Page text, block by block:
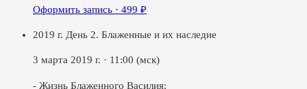
Оформить запись · 499 ₽
2019 г. День 2. Блаженные и их наследие
3 марта 2019 г. · 11:00 (мск)
- Жизнь Блаженного Василия;